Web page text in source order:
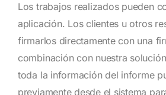
Los trabajos realizados pueden
aplicación. Los clientes u otros
firmarlos directamente con una
combinación con nuestra
toda la información del informe
previamente desde el sistema